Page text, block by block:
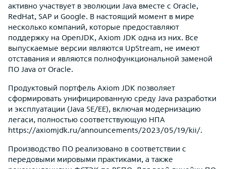
активно участвует в эволюции Java вместе с Oracle,
RedHat, SAP и Google. В настоящий момент в мире
несколько компаний, которые предоставляют
поддержку на OpenJDK, Axiom JDK одна из них. Все
выпускаемые версии являются UpStream, не имеют
отставания и являются полнофункциональной заменой
ПО Java от Oracle.
Продуктовый портфель Axiom JDK позволяет
сформировать унифицированную среду Java разработки
и эксплуатации (Java SE/EE), включая модернизацию
легаси, полностью соответствующую НПА
https://axiomjdk.ru/announcements/2023/05/19/kii/.
Производство ПО реализовано в соответствии с
передовыми мировыми практиками, а также